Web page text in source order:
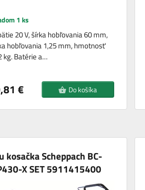
1 ks
20 V, šírka hobľovania 60 mm,
hobľovania 1,25 mm, hmotnosť
kg. Batérie a…
€ Do košíka
kosačka Scheppach BC-
X SET 5911415400